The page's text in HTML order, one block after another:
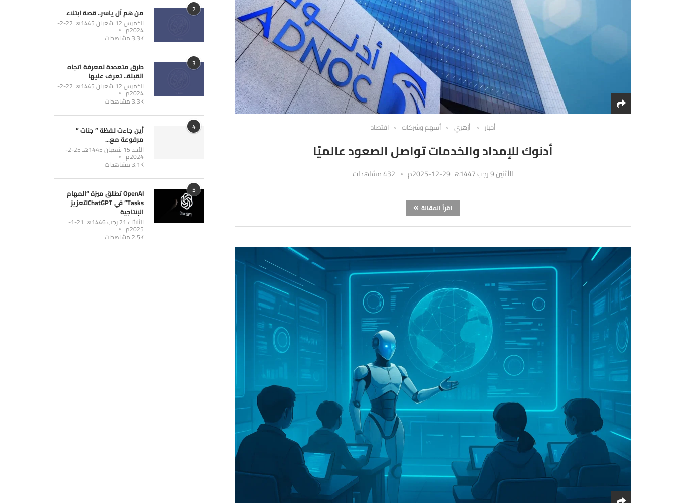
أخبار أزهري أسهم وشركات اقتصاد
أدنوك للإمداد والخدمات تواصل الصعود عالميًا
الأثنين 9 رجب 1447هـ 29-12-2025م 432 مشاهدات
اقرأ المقالة
2 من هم آل ياسر.. قصة ابتلاء
الخميس 12 شعبان 1445هـ 22-2-
2024م
3.3K مشاهدات
3 طرق متعددة لمعرفة اتجاه
القبلة.. تعرف عليها
الخميس 12 شعبان 1445هـ 22-2-
2024م
3.3K مشاهدات
4 أين جاءت لفظة ” جنات ”
مرفوعة مع...
الأحد 15 شعبان 1445هـ 25-2-
2024م
3.1K مشاهدات
5 OpenAI تطلق ميزة “المهام
Tasks” في ChatGPTلتعزيز
الإنتاجية
الثلاثاء 21 رجب 1446هـ 21-1-
2025م
2.5K مشاهدات